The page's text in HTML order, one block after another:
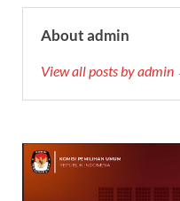
About admin
View all posts by admin